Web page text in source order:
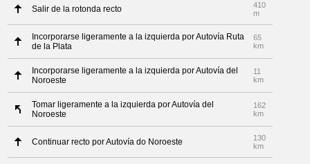
Salir de la rotonda recto
410
m
Incorporarse ligeramente a la izquierda por Autovía Ruta
de la Plata
65
km
Incorporarse ligeramente a la izquierda por Autovía del
Noroeste
11
km
Tomar ligeramente a la izquierda por Autovía del
Noroeste
162
km
Continuar recto por Autovía do Noroeste
130
km